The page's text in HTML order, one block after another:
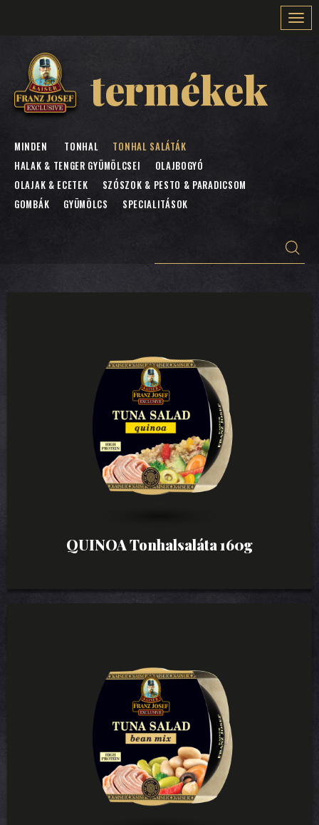
termékek
MINDEN TONHAL
TONHAL SALÁTÁK
HALAK & TENGER GYÜMÖLCSEI
OLAJBOGYÓ
OLAJAK & ECETEK
SZÓSZOK & PESTO & PARADICSOM
GOMBÁK
GYÜMÖLCS SPECIALITÁSOK
QUINOA Tonhalsaláta 160g